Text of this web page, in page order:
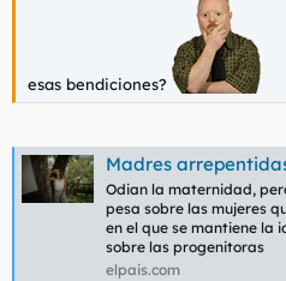
esas bendiciones?
Madres arrepentidas: “Si pudiese
Odian la maternidad,
pesa sobre las mujeres
en el que se mantiene la
sobre las progenitoras
elpais.com